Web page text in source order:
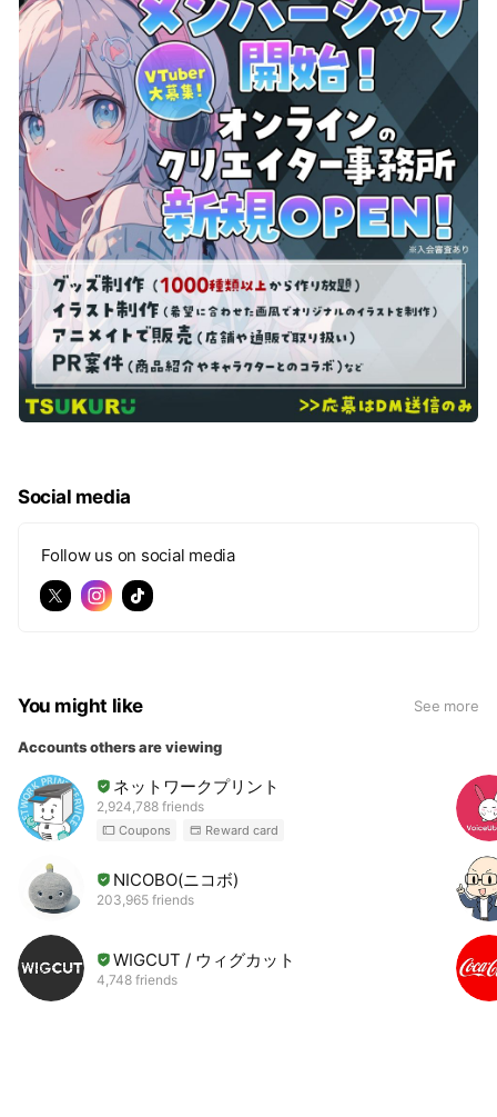
Social media
Follow us on social media
You might like See more
Accounts others are viewing
ネットワークプリント
2,924,788 friends
Coupons Reward card
NICOBO(ニコボ)
203,965 friends
WIGCUT / ウィグカット
4,748 friends